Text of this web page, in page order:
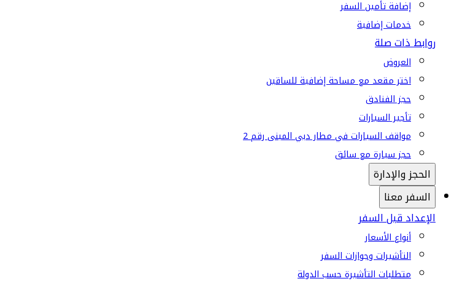
إضافة تأمين السفر
خدمات إضافية
روابط ذات صلة
العروض
اختر مقعد مع مساحة إضافية للساقين
حجز الفنادق
تأجير السيارات
مواقف السيارات في مطار دبي المبنى رقم 2
حجز سيارة مع سائق
الحجز والإدارة
السفر معنا
الإعداد قبل السفر
أنواع الأسعار
التأشيرات وجوازات السفر
متطلبات التأشيرة حسب الدولة